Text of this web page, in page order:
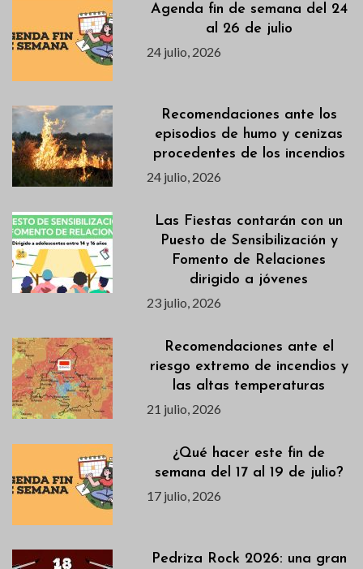
Agenda fin de semana del 24
al 26 de julio
24 julio, 2026
Recomendaciones ante los
episodios de humo y cenizas
procedentes de los incendios
24 julio, 2026
Las Fiestas contarán con un
Puesto de Sensibilización y
Fomento de Relaciones
dirigido a jóvenes
23 julio, 2026
Recomendaciones ante el
riesgo extremo de incendios y
las altas temperaturas
21 julio, 2026
¿Qué hacer este fin de
semana del 17 al 19 de julio?
17 julio, 2026
Pedriza Rock 2026: una gran